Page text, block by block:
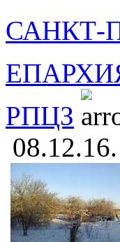
САНКТ-
РПЦЗ